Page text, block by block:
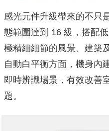
感光元件升級帶來的不只
態範圍達到 16 級，搭配
極精細細節的風景、建築
自動白平衡方面，機身內
即時辨識場景，有效改善
題。